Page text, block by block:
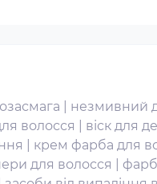
незмивний
волосся віск для
крем фарба для
для волосся